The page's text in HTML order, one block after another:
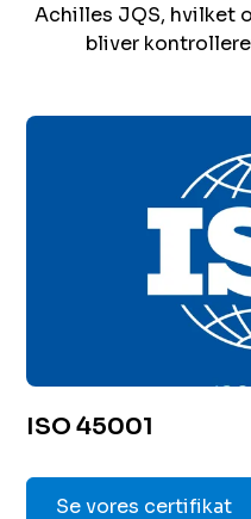
Achilles JQS, hvilket
bliver kontrolleret i ovenstående krav.​​​​‌
ISO 45001
Se vores certifikat